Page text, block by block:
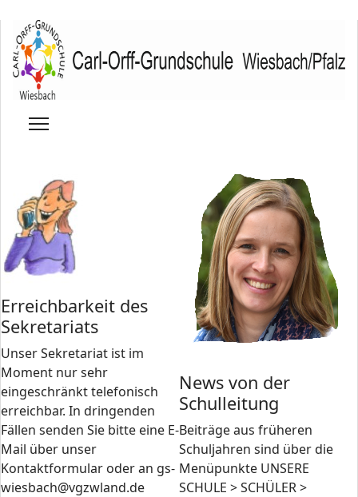
Erreichbarkeit des
Sekretariats
Unser Sekretariat ist im
Moment nur sehr
eingeschränkt telefonisch
erreichbar. In dringenden
Fällen senden Sie bitte eine E-
Mail über unser
Kontaktformular oder an gs-
wiesbach@vgzwland.de
News von der
Schulleitung
Beiträge aus früheren
Schuljahren sind über die
Menüpunkte UNSERE
SCHULE > SCHÜLER >